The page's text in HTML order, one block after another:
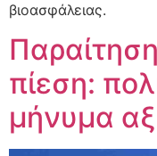
βιοασφάλειας.
πίεση:
μήνυμα